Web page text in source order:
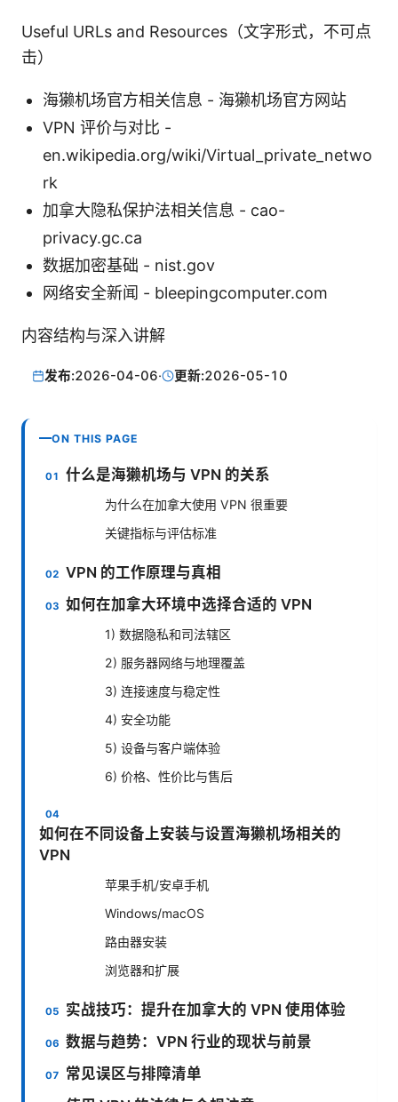
Useful URLs and Resources（文字形式，不可点
击）
海獭机场官方相关信息 - 海獭机场官方网站
VPN 评价与对比 -
en.wikipedia.org/wiki/Virtual_private_netwo
rk
加拿大隐私保护法相关信息 - cao-
privacy.gc.ca
数据加密基础 - nist.gov
网络安全新闻 - bleepingcomputer.com
内容结构与深入讲解
发布:2026-04-06· 更新:2026-05-10
ON THIS PAGE
什么是海獭机场与 VPN 的关系
为什么在加拿大使用 VPN 很重要
关键指标与评估标准
VPN 的工作原理与真相
如何在加拿大环境中选择合适的 VPN
1) 数据隐私和司法辖区
2) 服务器网络与地理覆盖
3) 连接速度与稳定性
4) 安全功能
5) 设备与客户端体验
6) 价格、性价比与售后
如何在不同设备上安装与设置海獭机场相关的
VPN
苹果手机/安卓手机
Windows/macOS
路由器安装
浏览器和扩展
实战技巧：提升在加拿大的 VPN 使用体验
数据与趋势：VPN 行业的现状与前景
常见误区与排障清单